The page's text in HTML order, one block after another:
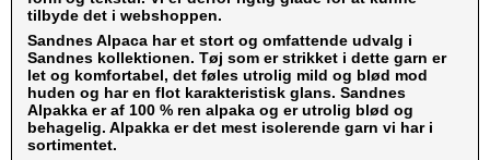
tilbyde det i webshoppen.
Sandnes Alpaca har et stort og omfattende udvalg i
Sandnes kollektionen. Tøj som er strikket i dette garn er
let og komfortabel, det føles utrolig mild og blød mod
huden og har en flot karakteristisk glans. Sandnes
Alpakka er af 100 % ren alpaka og er utrolig blød og
behagelig. Alpakka er det mest isolerende garn vi har i
sortimentet.